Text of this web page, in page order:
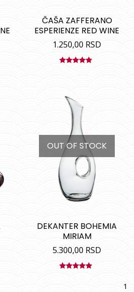
ČAŠA ZAFFERANO
ESPERIENZE RED WINE
1.250,00 RSD
OUT OF STOCK
DEKANTER BOHEMIA
MIRIAM
5.300,00 RSD
1